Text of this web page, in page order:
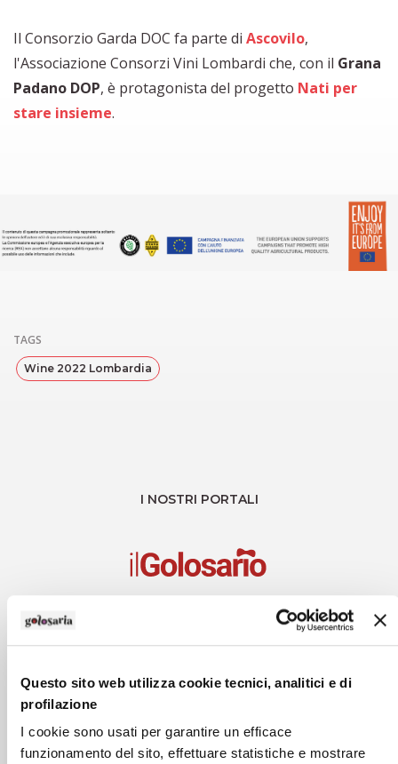
Questo sito web utilizza cookie tecnici, analitici e di
profilazione
I cookie sono usati per garantire un efficace
funzionamento del sito, effettuare statistiche e mostrare
Il Consorzio Garda DOC fa parte di Ascovilo,
l'Associazione Consorzi Vini Lombardi che, con il Grana
Padano DOP, è protagonista del progetto Nati per
stare insieme.
TAGS
Wine 2022 Lombardia
I NOSTRI PORTALI